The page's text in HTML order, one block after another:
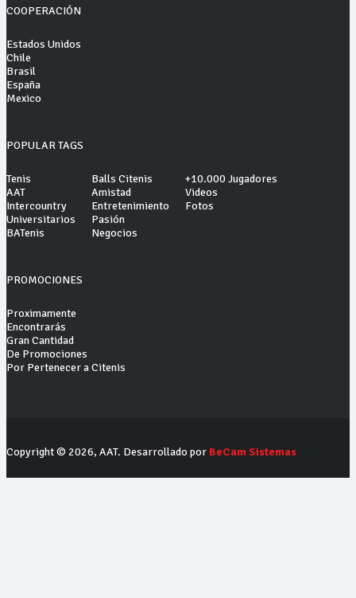
COOPERACIÓN
Estados Unidos
Chile
Brasil
España
Mexico
POPULAR TAGS
Tenis
AAT
Intercountry
Universitarios
BATenis
Balls Citenis
Amistad
Entretenimiento
Pasión
Negocios
+10.000 Jugadores
Videos
Fotos
PROMOCIONES
Proximamente
Encontrarás
Gran Cantidad
De Promociones
Por Pertenecer a Citenis
Copyright © 2026, AAT. Desarrollado por BeCam Sistemas